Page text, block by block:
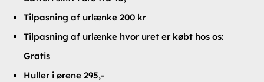
Tilpasning af urlænke 200 kr
Tilpasning af urlænke hvor uret er købt hos os:
Gratis
Huller i ørene 295,-